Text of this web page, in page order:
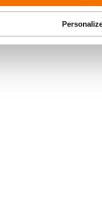
Parteneri tehnologie: